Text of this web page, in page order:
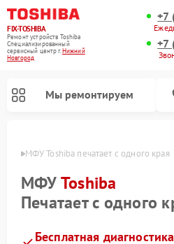
FIX-TOSHIBA
Ремонт устройств Toshiba
Специализированный
cервисный центр г.Нижний
Новгород
+7
+7
Мы ремонтируем
МФУ Toshiba печатает с одного края
МФУToshiba
Печатает с одного
Бесплатная диагностика